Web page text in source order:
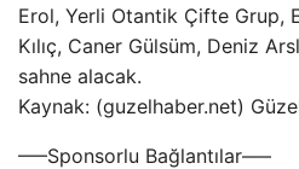
Erol, Yerli Otantik Çifte Grup,
Kılıç, Caner Gülsüm, Deniz
sahne alacak.
Kaynak: (guzelhaber.net)
—–Sponsorlu Bağlantılar—–